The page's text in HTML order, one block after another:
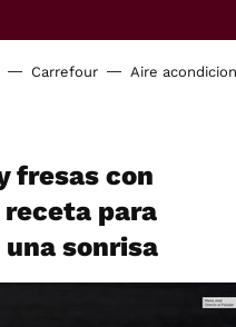
Carrefour Aire
fresas con
para
sonrisa